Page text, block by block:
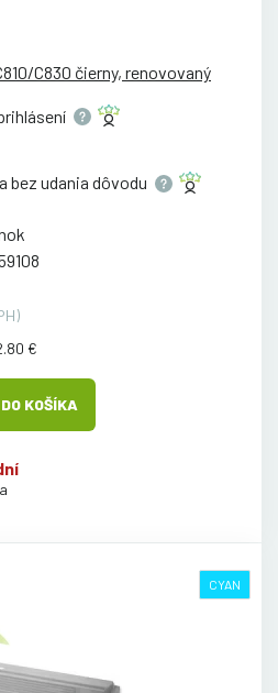
C830 čierny, renovovaný
bez udania dôvodu
€
DO KOŠÍKA
CYAN